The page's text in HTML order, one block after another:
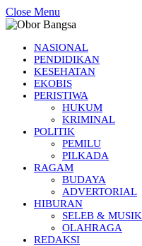
Close Menu
NASIONAL
PENDIDIKAN
KESEHATAN
EKOBIS
PERISTIWA
HUKUM
KRIMINAL
POLITIK
PEMILU
PILKADA
RAGAM
BUDAYA
ADVERTORIAL
HIBURAN
SELEB & MUSIK
OLAHRAGA
REDAKSI